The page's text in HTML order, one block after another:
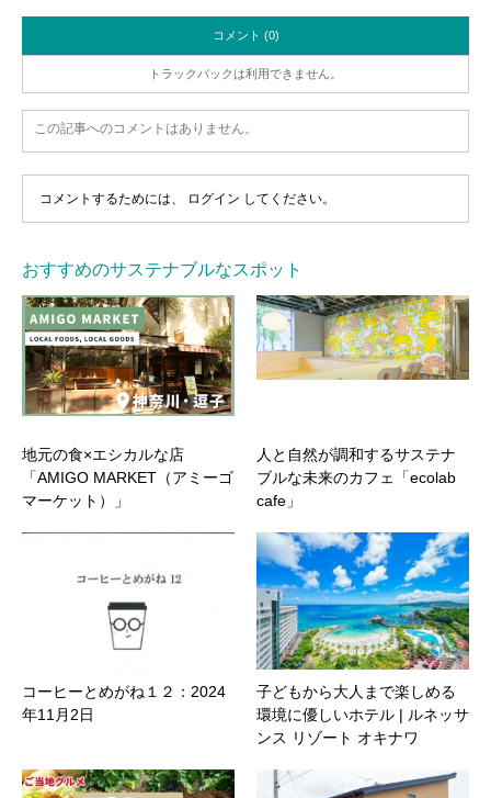
コメント (0)
トラックバックは利用できません。
この記事へのコメントはありません。
コメントするためには、 ログイン してください。
おすすめのサステナブルなスポット
地元の食×エシカルな店
「AMIGO MARKET（アミーゴ
マーケット）」
人と自然が調和するサステナ
ブルな未来のカフェ「ecolab
cafe」
コーヒーとめがね１２：2024
年11月2日
子どもから大人まで楽しめる
環境に優しいホテル | ルネッサ
ンス リゾート オキナワ